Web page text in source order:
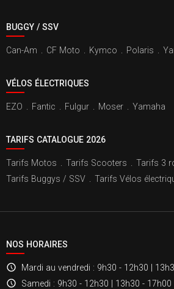
BUGGY / SSV
Can-Am CF Moto Kymco Polaris
VÉLOS ÉLECTRIQUES
EZO Fantic Fulgur Moser Yamaha
TARIFS CATALOGUE 2026
Tarifs Motos Tarifs Scooters Tarifs 3
Tarifs Buggys / SSV
Tarifs Vélos
NOS HORAIRES
Mardi au vendredi : 9h30 - 12h30 |
Samedi : 9h30 - 12h30 | 13h30 - 17h00